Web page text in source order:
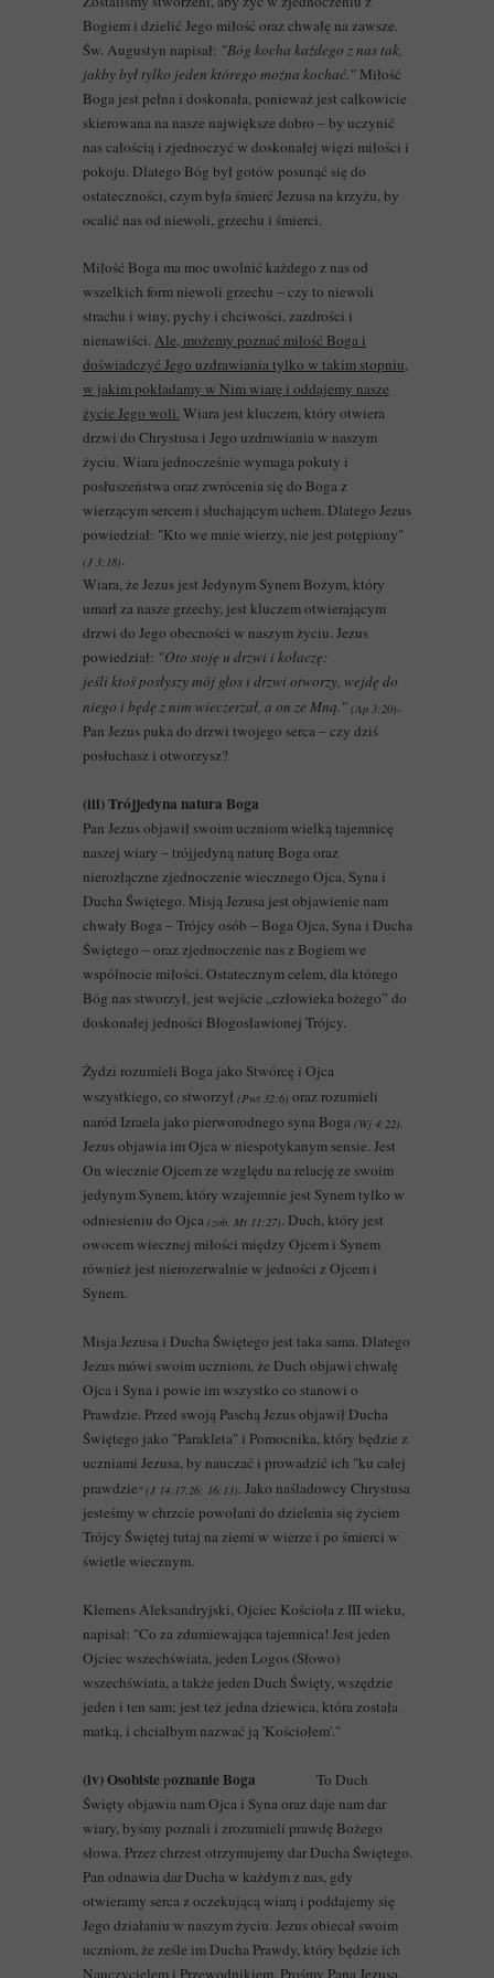
Bogiem i dzielić Jego miłość oraz chwałę na zawsze.
Św. Augustyn napisał: "Bóg kocha każdego z nas tak,
jakby był tylko jeden którego można kochać." Miłość
Boga jest pełna i doskonała, ponieważ jest całkowicie
skierowana na nasze największe dobro – by uczynić
nas całością i zjednoczyć w doskonałej więzi miłości i
pokoju. Dlatego Bóg był gotów posunąć się do
ostateczności, czym była śmierć Jezusa na krzyżu, by
ocalić nas od niewoli, grzechu i śmierci.
Miłość Boga ma moc uwolnić każdego z nas od
wszelkich form niewoli grzechu – czy to niewoli
strachu i winy, pychy i chciwości, zazdrości i
nienawiści. Ale, możemy poznać miłość Boga i
doświadczyć Jego uzdrawiania tylko w takim stopniu,
w jakim pokładamy w Nim wiarę i oddajemy nasze
życie Jego woli. Wiara jest kluczem, który otwiera
drzwi do Chrystusa i Jego uzdrawiania w naszym
życiu. Wiara jednocześnie wymaga pokuty i
posłuszeństwa oraz zwrócenia się do Boga z
wierzącym sercem i słuchającym uchem. Dlatego Jezus
powiedział: "Kto we mnie wierzy, nie jest potępiony"
(J 3:18).
Wiara, że Jezus jest Jedynym Synem Bożym, który
umarł za nasze grzechy, jest kluczem otwierającym
drzwi do Jego obecności w naszym życiu. Jezus
powiedział: "Oto stoję u drzwi i kołaczę:
jeśli ktoś posłyszy mój głos i drzwi otworzy, wejdę do
niego i będę z nim wieczerzał, a on ze Mną." (Ap 3:20).
Pan Jezus puka do drzwi twojego serca – czy dziś
posłuchasz i otworzysz?
(iii) Trójjedyna natura Boga
Pan Jezus objawił swoim uczniom wielką tajemnicę
naszej wiary – trójjedyną naturę Boga oraz
nierozłączne zjednoczenie wiecznego Ojca, Syna i
Ducha Świętego. Misją Jezusa jest objawienie nam
chwały Boga – Trójcy osób – Boga Ojca, Syna i Ducha
Świętego – oraz zjednoczenie nas z Bogiem we
wspólnocie miłości. Ostatecznym celem, dla którego
Bóg nas stworzył, jest wejście „człowieka bożego” do
doskonałej jedności Błogosławionej Trójcy.
Żydzi rozumieli Boga jako Stwórcę i Ojca
wszystkiego, co stworzył (Pwt 32:6) oraz rozumieli
naród Izraela jako pierworodnego syna Boga (Wj 4:22).
Jezus objawia im Ojca w niespotykanym sensie. Jest
On wiecznie Ojcem ze względu na relację ze swoim
jedynym Synem, który wzajemnie jest Synem tylko w
odniesieniu do Ojca (zob. Mt 11:27). Duch, który jest
owocem wiecznej miłości między Ojcem i Synem
również jest nierozerwalnie w jedności z Ojcem i
Synem.
Misja Jezusa i Ducha Świętego jest taka sama. Dlatego
Jezus mówi swoim uczniom, że Duch objawi chwałę
Ojca i Syna i powie im wszystko co stanowi o
Prawdzie. Przed swoją Paschą Jezus objawił Ducha
Świętego jako "Parakleta" i Pomocnika, który będzie z
uczniami Jezusa, by nauczać i prowadzić ich "ku całej
prawdzie" (J 14:17,26; 16:13). Jako naśladowcy Chrystusa
jesteśmy w chrzcie powołani do dzielenia się życiem
Trójcy Świętej tutaj na ziemi w wierze i po śmierci w
świetle wiecznym.
Klemens Aleksandryjski, Ojciec Kościoła z III wieku,
napisał: "Co za zdumiewająca tajemnica! Jest jeden
Ojciec wszechświata, jeden Logos (Słowo)
wszechświata, a także jeden Duch Święty, wszędzie
jeden i ten sam; jest też jedna dziewica, która została
matką, i chciałbym nazwać ją 'Kościołem'."
(iv) Osobistepoznanie Boga To Duch
Święty objawia nam Ojca i Syna oraz daje nam dar
wiary, byśmy poznali i zrozumieli prawdę Bożego
słowa. Przez chrzest otrzymujemy dar Ducha Świętego.
Pan odnawia dar Ducha w każdym z nas, gdy
otwieramy serca z oczekującą wiarą i poddajemy się
Jego działaniu w naszym życiu. Jezus obiecał swoim
uczniom, że ześle im Ducha Prawdy, który będzie ich
Nauczycielem i Przewodnikiem. Prośmy Pana Jezusa,